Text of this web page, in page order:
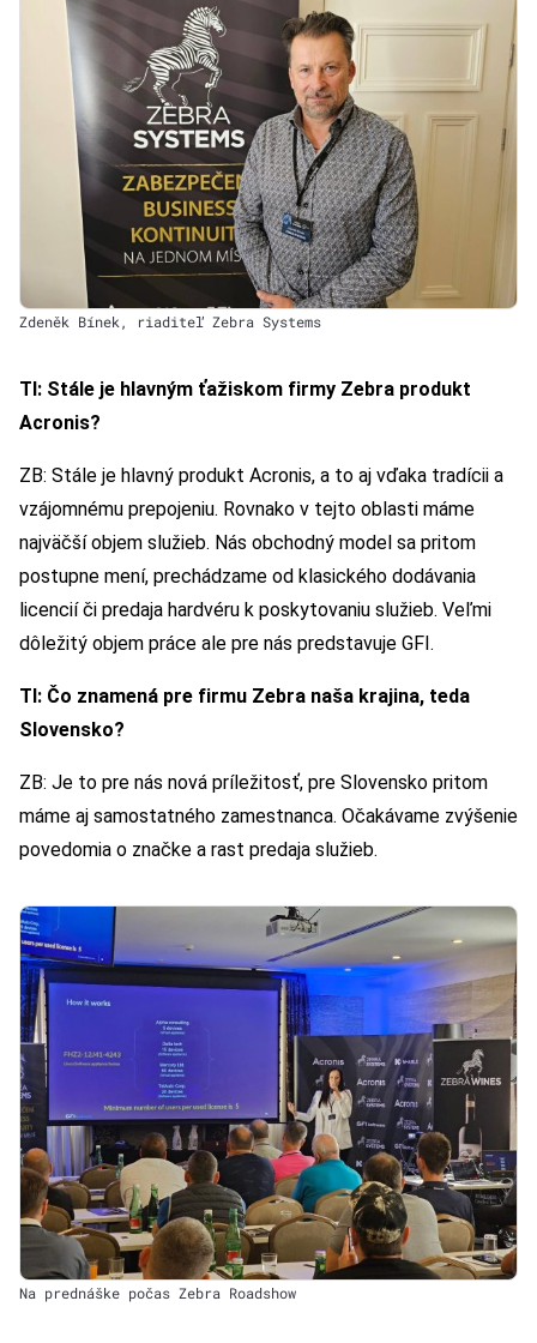
Zdeněk Bínek, riaditeľ Zebra Systems
TI: Stále je hlavným ťažiskom firmy Zebra produkt
Acronis?
ZB: Stále je hlavný produkt Acronis, a to aj vďaka tradícii a
vzájomnému prepojeniu. Rovnako v tejto oblasti máme
najväčší objem služieb. Nás obchodný model sa pritom
postupne mení, prechádzame od klasického dodávania
licencií či predaja hardvéru k poskytovaniu služieb. Veľmi
dôležitý objem práce ale pre nás predstavuje GFI.
TI: Čo znamená pre firmu Zebra naša krajina, teda
Slovensko?
ZB: Je to pre nás nová príležitosť, pre Slovensko pritom
máme aj samostatného zamestnanca. Očakávame zvýšenie
povedomia o značke a rast predaja služieb.
Na prednáške počas Zebra Roadshow